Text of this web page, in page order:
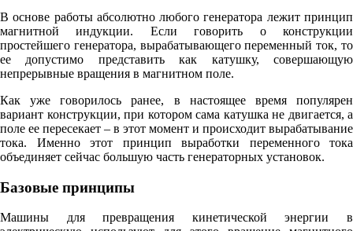
В основе работы абсолютно любого генератора лежит принцип
магнитной индукции. Если говорить о конструкции
простейшего генератора, вырабатывающего переменный ток, то
ее допустимо представить как катушку, совершающую
непрерывные вращения в магнитном поле.
Как уже говорилось ранее, в настоящее время популярен
вариант конструкции, при котором сама катушка не двигается, а
поле ее пересекает – в этот момент и происходит вырабатывание
тока. Именно этот принцип выработки переменного тока
объединяет сейчас большую часть генераторных установок.
Базовые принципы
Машины для превращения кинетической энергии в